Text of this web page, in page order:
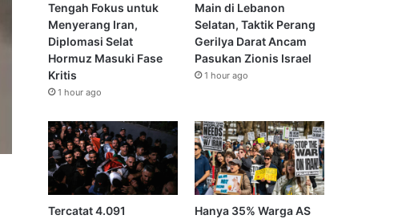
Tengah Fokus untuk
Menyerang Iran,
Diplomasi Selat
Hormuz Masuki Fase
Kritis
1 hour ago
Main di Lebanon
Selatan, Taktik Perang
Gerilya Darat Ancam
Pasukan Zionis Israel
1 hour ago
Tercatat 4.091
Hanya 35% Warga AS